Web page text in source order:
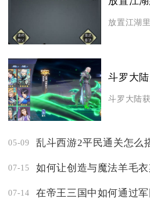
放置江湖
斗罗大陆
05-09 乱斗西游2平民通关怎么
07-15
07-14 在帝王三国中如何通过